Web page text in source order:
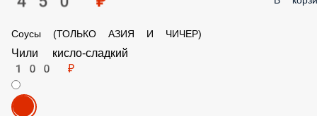
Чили кисло-сладкий
100 ₽